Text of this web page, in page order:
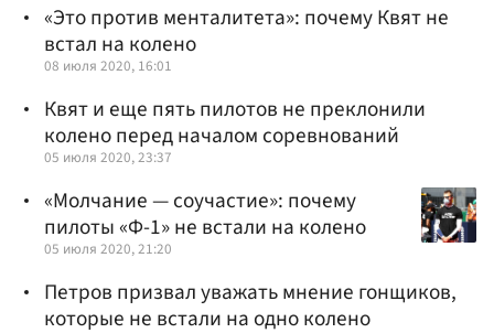
«Это против менталитета»: почему Квят не
встал на колено
08 июля 2020, 16:01
Квят и еще пять пилотов не преклонили
колено перед началом соревнований
05 июля 2020, 23:37
«Молчание — соучастие»: почему
пилоты «Ф-1» не встали на колено
05 июля 2020, 21:20
Петров призвал уважать мнение гонщиков,
которые не встали на одно колено